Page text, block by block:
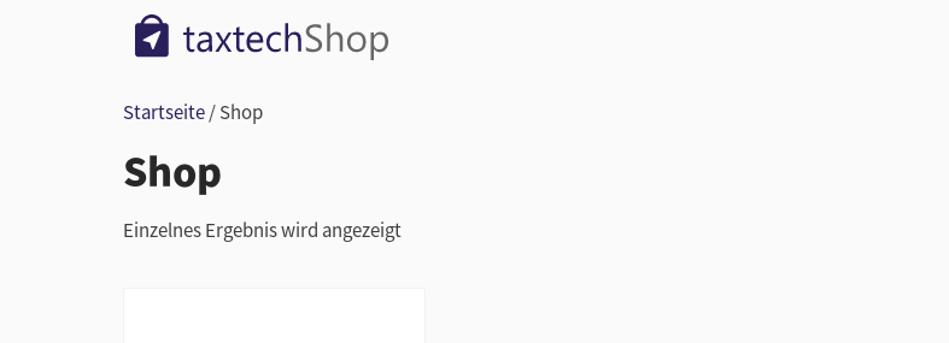
Startseite/ Shop
Shop
Einzelnes Ergebnis wird angezeigt